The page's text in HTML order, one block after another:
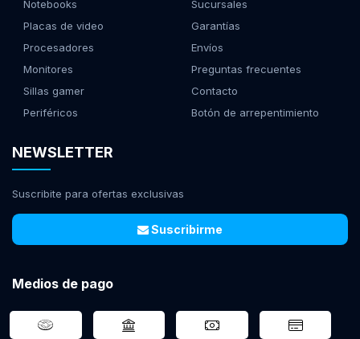
Notebooks
Placas de video
Procesadores
Monitores
Sillas gamer
Periféricos
Sucursales
Garantías
Envíos
Preguntas frecuentes
Contacto
Botón de arrepentimiento
NEWSLETTER
Suscribite para ofertas exclusivas
Suscribirme
Medios de pago